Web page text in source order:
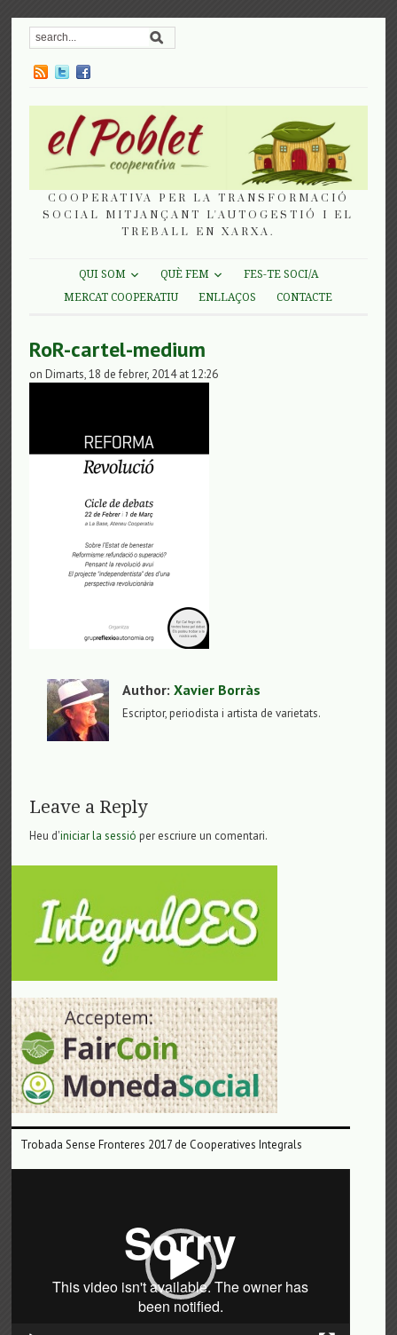
COOPERATIVA PER LA TRANSFORMACIÓ
SOCIAL MITJANÇANT L'AUTOGESTIÓ I EL
TREBALL EN XARXA.
QUI SOM QUÈ FEM
FES-TE SOCI/A
MERCAT COOPERATIU
ENLLAÇOS CONTACTE
RoR-cartel-medium
on Dimarts, 18 de febrer, 2014 at 12:26
Author:Xavier Borràs
Escriptor, periodista i artista de varietats.
Leave a Reply
Heu d'iniciar la sessió per escriure un comentari.
Trobada Sense Fronteres 2017 de Cooperatives Integrals